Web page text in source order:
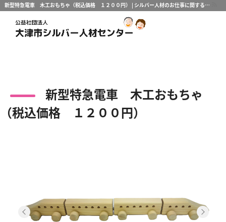
新型特急電車 木工おもちゃ（税込価格 １２００円） | シルバー人材のお仕事に関することなら｜公益社団法人大津市シルバー人材センター
新型特急電車 木工おもちゃ
（税込価格 １２００円）